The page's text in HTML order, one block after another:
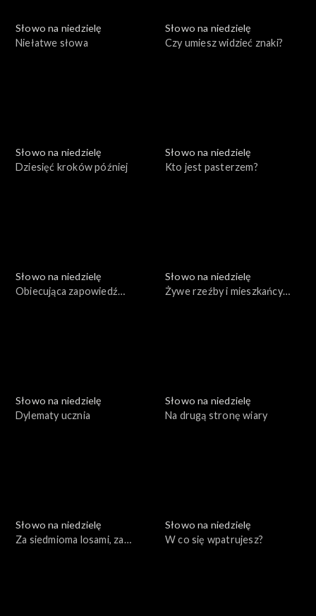
Słowo na niedzielę
Niełatwe słowa
Słowo na niedzielę
Czy umiesz widzieć znaki?
Słowo na niedzielę
Dziesięć kroków później
Słowo na niedzielę
Kto jest pasterzem?
Słowo na niedzielę
Obiecująca zapowiedź
Słowo na niedzielę
Żywe rzeźby i mieszkańcy
Słowo na niedzielę
Dylematy ucznia
Słowo na niedzielę
Na drugą stronę wiary
Słowo na niedzielę
Za siedmioma losami, za
Słowo na niedzielę
W co się wpatrujesz?